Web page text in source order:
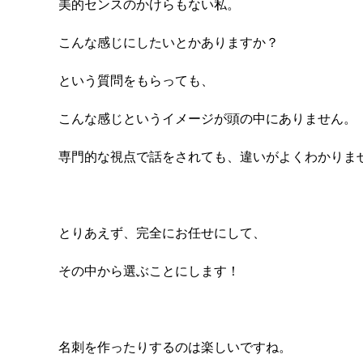
美的センスのかけらもない私。
こんな感じにしたいとかありますか？
という質問をもらっても、
こんな感じというイメージが頭の中にありません。
専門的な視点で話をされても、違いがよくわかりま
とりあえず、完全にお任せにして、
その中から選ぶことにします！
名刺を作ったりするのは楽しいですね。